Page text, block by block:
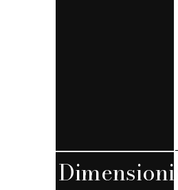
Dimensioni